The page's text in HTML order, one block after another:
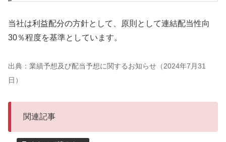
当社は利益配分の方針として、原則として連結配当性向
30％程度を基準としています。
出典：業績予想及び配当予想に関するお知らせ（2024年7月31
日）
関連記事